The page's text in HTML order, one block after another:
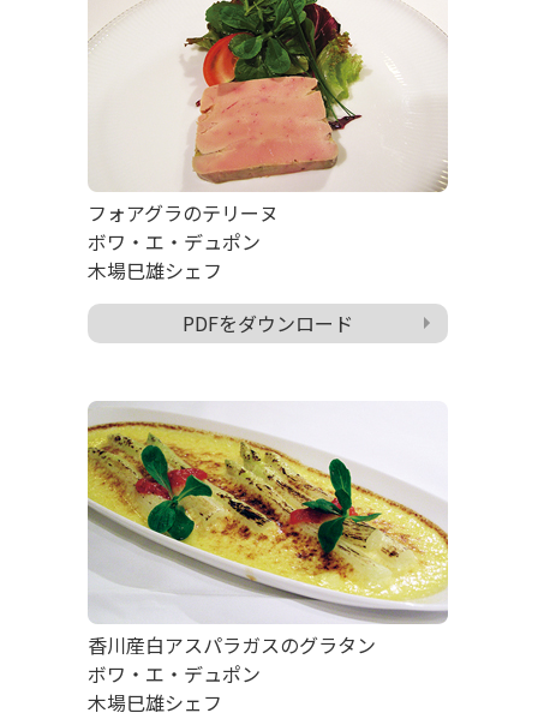
フォアグラのテリーヌ
ボワ・エ・デュポン
木場巳雄シェフ
PDFをダウンロード
香川産白アスパラガスのグラタン
ボワ・エ・デュポン
木場巳雄シェフ